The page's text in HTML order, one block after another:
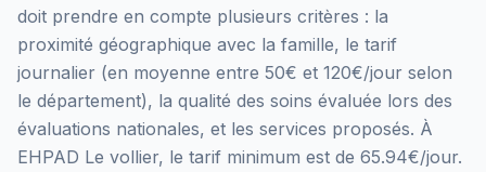
doit prendre en compte plusieurs critères : la
proximité géographique avec la famille, le tarif
journalier (en moyenne entre 50€ et 120€/jour selon
le département), la qualité des soins évaluée lors des
évaluations nationales, et les services proposés. À
EHPAD Le vollier, le tarif minimum est de 65.94€/jour.